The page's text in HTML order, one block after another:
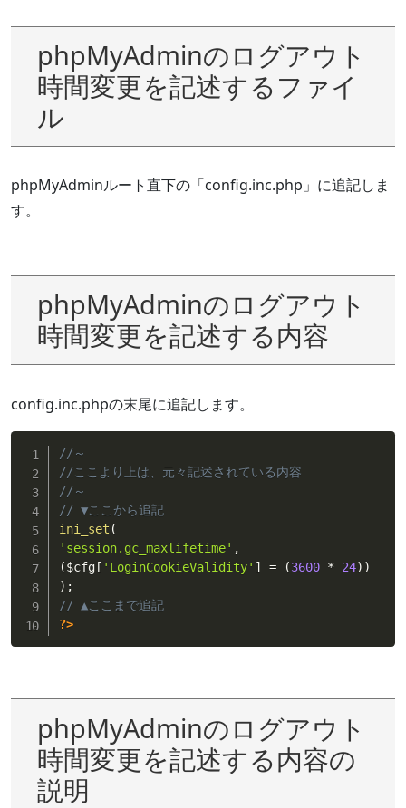
phpMyAdminのログアウト
時間変更を記述するファイ
ル
phpMyAdminルート直下の「config.inc.php」に追記しま
す。
phpMyAdminのログアウト
時間変更を記述する内容
config.inc.phpの末尾に追記します。
//～
//ここより上は、元々記述されている内容
//～
// ▼ここから追記
ini_set (
'session.gc_maxlifetime' ,
($cfg[ 'LoginCookieValidity' ] = (3600 * 24) )
) ;
// ▲ここまで追記
?>
phpMyAdminのログアウト
時間変更を記述する内容の
説明